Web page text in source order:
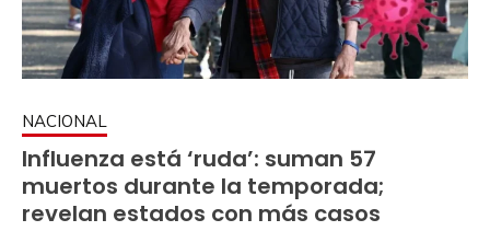
NACIONAL
Influenza está ‘ruda’: suman 57
muertos durante la temporada;
revelan estados con más casos